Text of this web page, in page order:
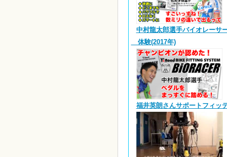
中村龍太郎選手バイオレーサ
体験(2017年)
福井英朗さんサポートフィッ